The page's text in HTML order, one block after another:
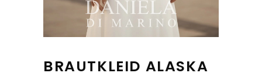
BRAUTKLEID ALASKA